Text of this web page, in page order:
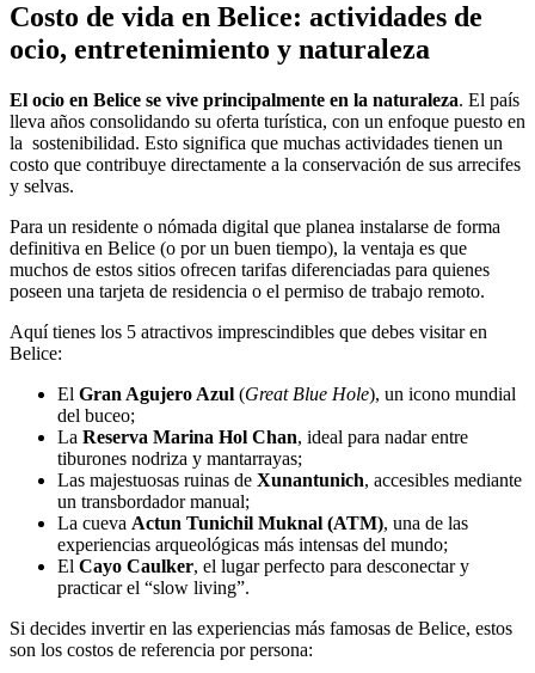
Costo de vida en Belice: actividades de
ocio, entretenimiento y naturaleza
El ocio en Belice se vive principalmente en la naturaleza. El país
lleva años consolidando su oferta turística, con un enfoque puesto en
la sostenibilidad. Esto significa que muchas actividades tienen un
costo que contribuye directamente a la conservación de sus arrecifes
y selvas.
Para un residente o nómada digital que planea instalarse de forma
definitiva en Belice (o por un buen tiempo), la ventaja es que
muchos de estos sitios ofrecen tarifas diferenciadas para quienes
poseen una tarjeta de residencia o el permiso de trabajo remoto.
Aquí tienes los 5 atractivos imprescindibles que debes visitar en
Belice:
El Gran Agujero Azul (Great Blue Hole), un icono mundial
del buceo;
La Reserva Marina Hol Chan, ideal para nadar entre
tiburones nodriza y mantarrayas;
Las majestuosas ruinas de Xunantunich, accesibles mediante
un transbordador manual;
La cueva Actun Tunichil Muknal (ATM), una de las
experiencias arqueológicas más intensas del mundo;
El Cayo Caulker, el lugar perfecto para desconectar y
practicar el “slow living”.
Si decides invertir en las experiencias más famosas de Belice, estos
son los costos de referencia por persona: